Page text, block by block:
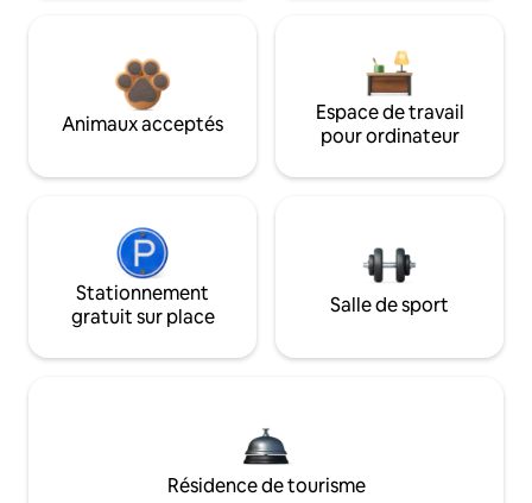
Animaux acceptés
Espace de travail
pour ordinateur
Stationnement
gratuit sur place
Salle de sport
Résidence de tourisme